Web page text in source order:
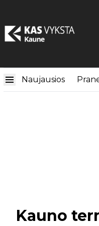
Naujausios
Kauno